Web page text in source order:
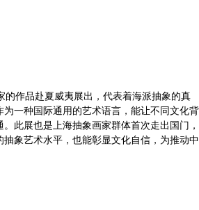
的作品赴夏威夷展出，代表着海派抽象的真
一种国际通用的艺术语言，能让不同文化背
此展也是上海抽象画家群体首次走出国门，
抽象艺术水平，也能彰显文化自信，为推动中